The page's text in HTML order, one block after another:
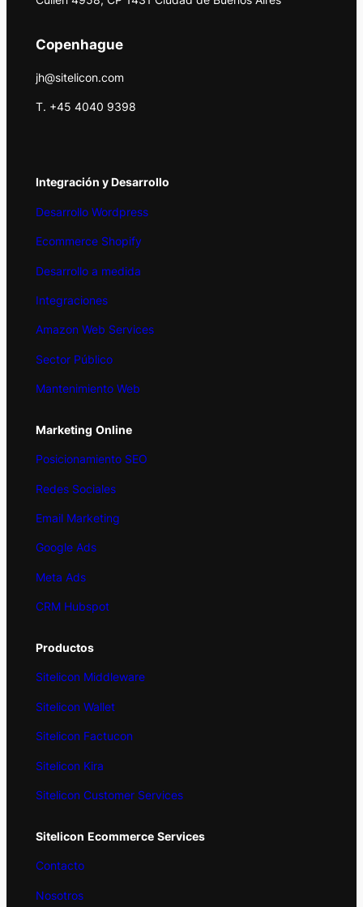
Copenhague
jh@sitelicon.com
T. +45 4040 9398
Integración y Desarrollo
Desarrollo Wordpress
Ecommerce Shopify
Desarrollo a medida
Integraciones
Amazon Web Services
Sector Público
Mantenimiento Web
Marketing Online
Posicionamiento SEO
Redes Sociales
Email Marketing
Google Ads
Meta Ads
CRM Hubspot
Productos
Sitelicon Middleware
Sitelicon Wallet
Sitelicon Factucon
Sitelicon Kira
Sitelicon Customer Services
Sitelicon Ecommerce Services
Contacto
Nosotros